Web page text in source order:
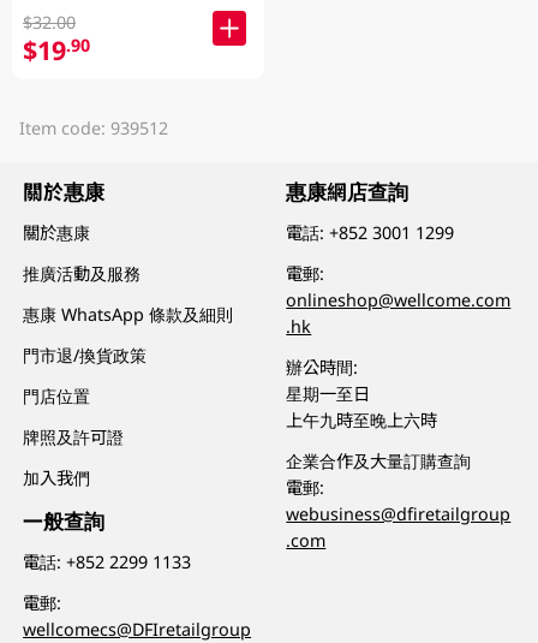
$32.00
$19.90
Item code: 939512
關於惠康
關於惠康
推廣活動及服務
惠康 WhatsApp 條款及細則
門市退/換貨政策
門店位置
牌照及許可證
加入我們
一般查詢
電話:+852 2299 1133
電郵:
wellcomecs@DFIretailgroup
惠康網店查詢
電話:+852 3001 1299
電郵:
onlineshop@wellcome.com
.hk
辦公時間:
星期一至日
上午九時至晚上六時
企業合作及大量訂購查詢
電郵:
webusiness@dfiretailgroup
.com